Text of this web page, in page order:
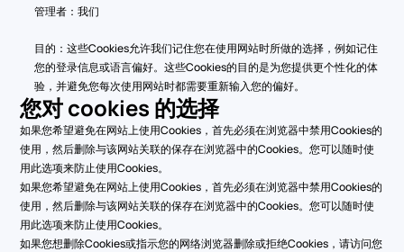
管理者：我们
目的：这些Cookies允许我们记住您在使用网站时所做的选择，例如记住
您的登录信息或语言偏好。这些Cookies的目的是为您提供更个性化的体
验，并避免您每次使用网站时都需要重新输入您的偏好。
您对 cookies 的选择
如果您希望避免在网站上使用Cookies，首先必须在浏览器中禁用Cookies的
使用，然后删除与该网站关联的保存在浏览器中的Cookies。您可以随时使
用此选项来防止使用Cookies。
如果您希望避免在网站上使用Cookies，首先必须在浏览器中禁用Cookies的
使用，然后删除与该网站关联的保存在浏览器中的Cookies。您可以随时使
用此选项来防止使用Cookies。
如果您想删除Cookies或指示您的网络浏览器删除或拒绝Cookies，请访问您